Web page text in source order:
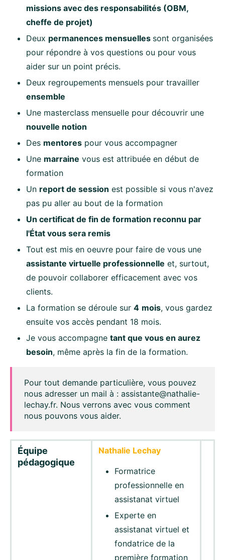
missions avec des responsabilités (OBM,
cheffe de projet)
Deux permanences mensuelles sont organisées
pour répondre à vos questions ou pour vous
aider sur un point précis.
Deux regroupements mensuels pour travailler
ensemble
Une masterclass mensuelle pour découvrir une
nouvelle notion
Des mentores pour vous accompagner
Une marraine vous est attribuée en début de
formation
Un report de session est possible si vous n'avez
pas pu aller au bout de la formation
Un certificat de fin de formation reconnu par
l'État vous sera remis
Tout est mis en oeuvre pour faire de vous une
assistante virtuelle professionnelle et, surtout,
de pouvoir collaborer efficacement avec vos
clients.
La formation se déroule sur 4 mois, vous gardez
ensuite vos accès pendant 18 mois.
Je vous accompagne tant que vous en aurez
besoin, même après la fin de la formation.
Pour tout demande particulière, vous pouvez
nous adresser un mail à : assistante@nathalie-
lechay.fr. Nous verrons avec vous comment
nous pouvons vous aider.
Équipe
pédagogique
Nathalie Lechay
Formatrice
professionnelle en
assistanat virtuel
Experte en
assistanat virtuel et
fondatrice de la
première formation